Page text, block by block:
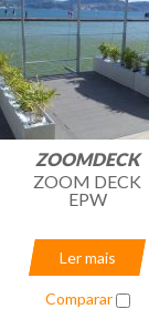
ZOOMDECK
ZOOM DECK
EPW
Ler mais
Comparar